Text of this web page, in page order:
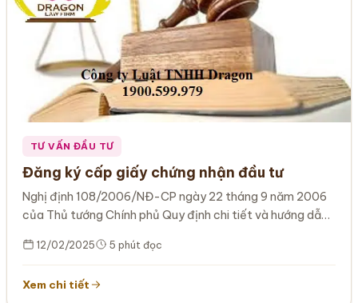
TƯ VẤN ĐẦU TƯ
Đăng ký cấp giấy chứng nhận đầu tư
Nghị định 108/2006/NĐ-CP ngày 22 tháng 9 năm 2006
của Thủ tướng Chính phủ Quy định chi tiết và hướng dẫn
12/02/2025 5 phút đọc
Xem chi tiết